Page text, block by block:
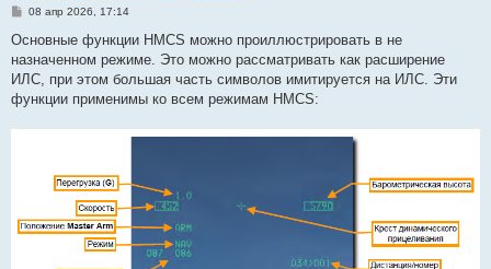
С
о
щ
е
и
08 апр 2026, 17:14
Основные функции HMCS можно проиллюстрировать в не
назначенном режиме. Это можно рассматривать как расширение
ИЛС, при этом большая часть символов имитируется на ИЛС. Эти
функции применимы ко всем режимам HMCS: